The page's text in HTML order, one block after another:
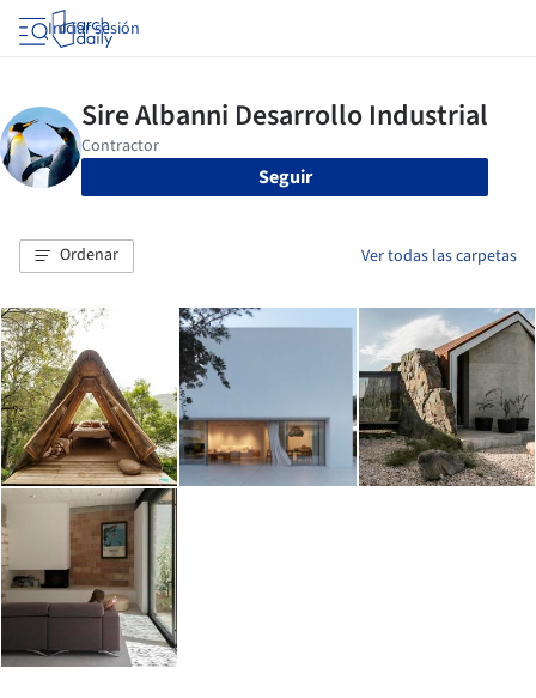
Iniciar sesión
Seguir
Ordenar Ver todas las carpetas